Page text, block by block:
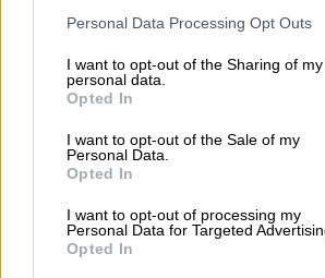
Personal Data Processing Opt Outs
I want to opt-out of the Sharing of my
personal data.
Opted In
I want to opt-out of the Sale of my
Personal Data.
Opted In
I want to opt-out of processing my
Personal Data for Targeted
Opted In
06.08.2026 - 09:15
Στέλιος Λιανός – INTERAMERICAN /
Η γαλλική «ψήφος» στο «καλώδιο» και τα
ελληνικές τράπεζες «πρωταθλήτριες»